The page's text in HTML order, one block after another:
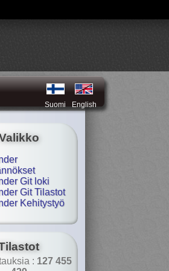
Suomi English
Git loki
Git Tilastot
Kehitystyö
: 127 455